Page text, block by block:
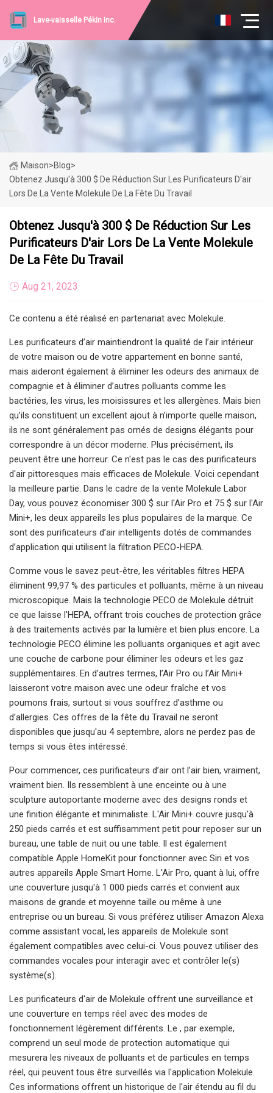
Lave-vaisselle Pékin Inc.
Maison>Blog>
Obtenez Jusqu'à 300 $ De Réduction Sur Les Purificateurs D'air
Lors De La Vente Molekule De La Fête Du Travail
Obtenez Jusqu'à 300 $ De Réduction Sur Les
Purificateurs D'air Lors De La Vente Molekule
De La Fête Du Travail
Aug 21, 2023
Ce contenu a été réalisé en partenariat avec Molekule.
Les purificateurs d’air maintiendront la qualité de l’air intérieur
de votre maison ou de votre appartement en bonne santé,
mais aideront également à éliminer les odeurs des animaux de
compagnie et à éliminer d’autres polluants comme les
bactéries, les virus, les moisissures et les allergènes. Mais bien
qu’ils constituent un excellent ajout à n’importe quelle maison,
ils ne sont généralement pas ornés de designs élégants pour
correspondre à un décor moderne. Plus précisément, ils
peuvent être une horreur. Ce n'est pas le cas des purificateurs
d'air pittoresques mais efficaces de Molekule. Voici cependant
la meilleure partie. Dans le cadre de la vente Molekule Labor
Day, vous pouvez économiser 300 $ sur l'Air Pro et 75 $ sur l'Air
Mini+, les deux appareils les plus populaires de la marque. Ce
sont des purificateurs d’air intelligents dotés de commandes
d’application qui utilisent la filtration PECO-HEPA.
Comme vous le savez peut-être, les véritables filtres HEPA
éliminent 99,97 % des particules et polluants, même à un niveau
microscopique. Mais la technologie PECO de Molekule détruit
ce que laisse l'HEPA, offrant trois couches de protection grâce
à des traitements activés par la lumière et bien plus encore. La
technologie PECO élimine les polluants organiques et agit avec
une couche de carbone pour éliminer les odeurs et les gaz
supplémentaires. En d’autres termes, l’Air Pro ou l’Air Mini+
laisseront votre maison avec une odeur fraîche et vos
poumons frais, surtout si vous souffrez d’asthme ou
d’allergies. Ces offres de la fête du Travail ne seront
disponibles que jusqu'au 4 septembre, alors ne perdez pas de
temps si vous êtes intéressé.
Pour commencer, ces purificateurs d’air ont l’air bien, vraiment,
vraiment bien. Ils ressemblent à une enceinte ou à une
sculpture autoportante moderne avec des designs ronds et
une finition élégante et minimaliste. L'Air Mini+ couvre jusqu'à
250 pieds carrés et est suffisamment petit pour reposer sur un
bureau, une table de nuit ou une table. Il est également
compatible Apple HomeKit pour fonctionner avec Siri et vos
autres appareils Apple Smart Home. L'Air Pro, quant à lui, offre
une couverture jusqu'à 1 000 pieds carrés et convient aux
maisons de grande et moyenne taille ou même à une
entreprise ou un bureau. Si vous préférez utiliser Amazon Alexa
comme assistant vocal, les appareils de Molekule sont
également compatibles avec celui-ci. Vous pouvez utiliser des
commandes vocales pour interagir avec et contrôler le(s)
système(s).
Les purificateurs d'air de Molekule offrent une surveillance et
une couverture en temps réel avec des modes de
fonctionnement légèrement différents. Le , par exemple,
comprend un seul mode de protection automatique qui
mesurera les niveaux de polluants et de particules en temps
réel, qui peuvent tous être surveillés via l'application Molekule.
Ces informations offrent un historique de l'air étendu au fil du